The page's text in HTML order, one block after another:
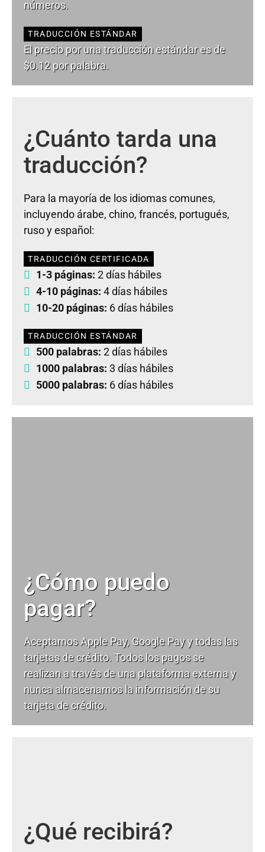
números.
TRADUCCIÓN ESTÁNDAR
El precio por una traducción estándar es de
$0.12 por palabra.
¿Cuánto tarda una
traducción?
Para la mayoría de los idiomas comunes,
incluyendo árabe, chino, francés, portugués,
ruso y español:
TRADUCCIÓN CERTIFICADA
1-3 páginas: 2 días hábiles
4-10 páginas: 4 días hábiles
10-20 páginas: 6 días hábiles
TRADUCCIÓN ESTÁNDAR
500 palabras: 2 días hábiles
1000 palabras: 3 días hábiles
5000 palabras: 6 días hábiles
¿Cómo puedo
pagar?
Aceptamos Apple Pay, Google Pay y todas las
tarjetas de crédito. Todos los pagos se
realizan a través de una plataforma externa y
nunca almacenamos la información de su
tarjeta de crédito.
¿Qué recibirá?